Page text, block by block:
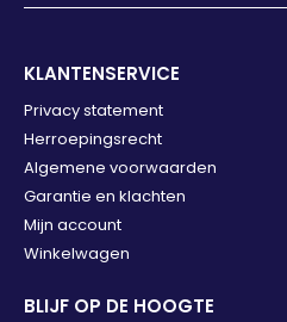
KLANTENSERVICE
Privacy statement
Herroepingsrecht
Algemene voorwaarden
Garantie en klachten
Mijn account
Winkelwagen
BLIJF OP DE HOOGTE